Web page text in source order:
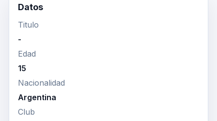
Datos
Titulo
-
Edad
15
Nacionalidad
Argentina
Club